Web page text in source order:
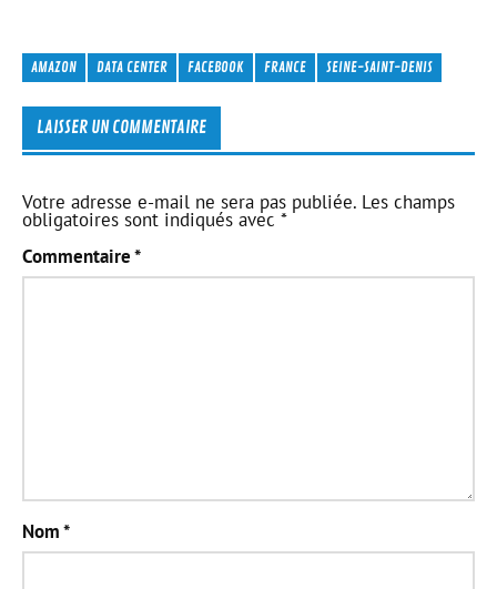
AMAZON DATA CENTER FACEBOOK FRANCE SEINE-SAINT-DENIS
LAISSER UN COMMENTAIRE
Votre adresse e-mail ne sera pas publiée. Les champs
obligatoires sont indiqués avec*
Commentaire*
Nom*